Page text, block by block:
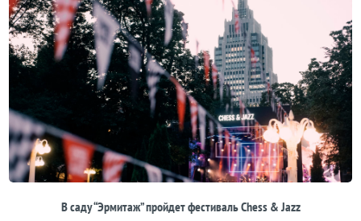
В саду “Эрмитаж” пройдет фестиваль Chess & Jazz